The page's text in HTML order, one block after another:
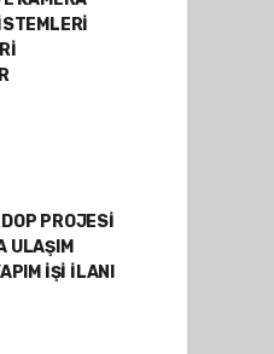
PROJESİ
ULAŞIM
İŞİ İLANI